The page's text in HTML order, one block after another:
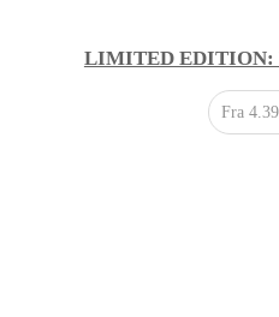
LIMITED EDITION:
Fra